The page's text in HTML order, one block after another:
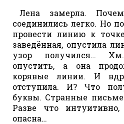
Лена замерла.
соединились легко. Но
провести линию к
заведённая, опустила
узор получился…
опустить, а она
корявые линии. И
отступила. И? Что
буквы. Странные
Разве что
опасна…